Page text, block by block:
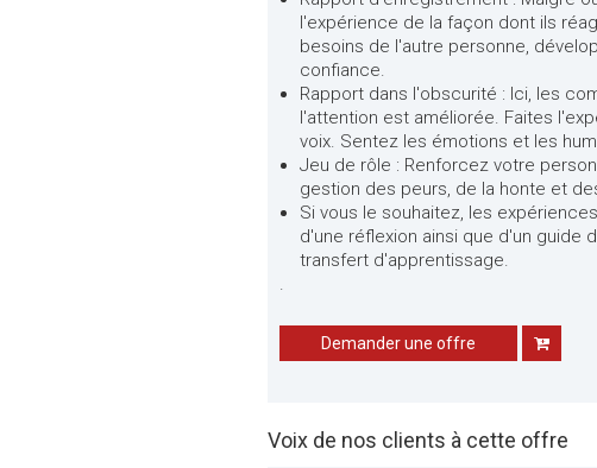
l'expérience de la façon dont ils
besoins de l'autre personne,
confiance.
Rapport dans l'obscurité : Ici, les
l'attention est améliorée. Faites
voix. Sentez les émotions et les
Jeu de rôle : Renforcez votre
gestion des peurs, de la honte et
Si vous le souhaitez, les
d'une réflexion ainsi que d'un guide
transfert d'apprentissage.
.
Demander une offre
Voix de nos clients à cette offre